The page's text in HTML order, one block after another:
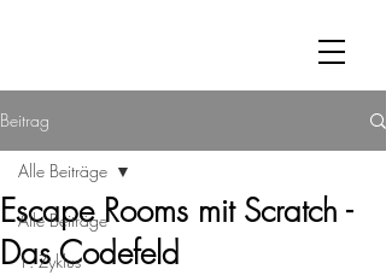
Beitrag
Alle Beiträge
1. Zyklus
Alle Beiträge
Escape Rooms mit Scratch -
Das Codefeld